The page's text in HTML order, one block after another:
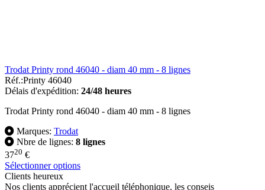
Trodat Printy rond 46040 - diam 40 mm - 8 lignes
Réf.:Printy 46040
Délais d'expédition: 24/48 heures
Trodat Printy rond 46040 - diam 40 mm - 8 lignes
Marques: Trodat
Nbre de lignes: 8 lignes
3720 €
Sélectionner options
Clients heureux
Nos clients apprécient l'accueil téléphonique, les conseis